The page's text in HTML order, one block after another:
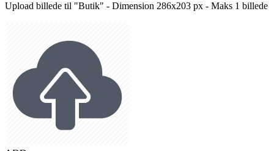
Upload billede til "Butik" - Dimension 286x203 px - Maks 1 billede